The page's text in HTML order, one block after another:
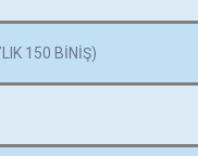
150 BİNİŞ)